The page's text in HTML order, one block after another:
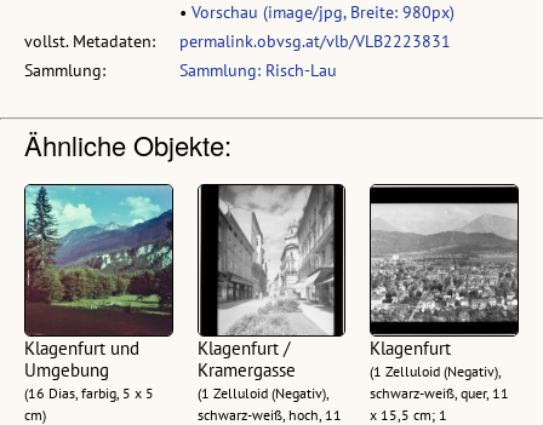
• Vorschau (image/jpg, Breite: 980px)
vollst. Metadaten:
permalink.obvsg.at/vlb/VLB2223831
Sammlung:
Sammlung: Risch-Lau
Ähnliche Objekte:
Klagenfurt und
Umgebung
(16 Dias, farbig, 5 x 5
cm)
Klagenfurt /
Kramergasse
(1 Zelluloid (Negativ),
schwarz-weiß, hoch, 11
Klagenfurt
(1 Zelluloid (Negativ),
schwarz-weiß, quer, 11
x 15,5 cm; 1